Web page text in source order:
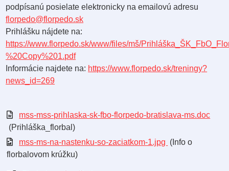
podpísanú posielate elektronicky na emailovú adresu
florpedo@florpedo.sk
Prihlášku nájdete na:
https://www.florpedo.sk/www/files/mš/
%20Copy%201.pdf
Informácie najdete na: https://www.florpedo.sk/treningy?
news_id=269
mss-mss-prihlaska-sk-fbo-florpedo-bratislava-ms.doc
(Prihláška_florbal)
mss-ms-na-nastenku-so-zaciatkom-1.jpg (Info o
florbalovom krúžku)